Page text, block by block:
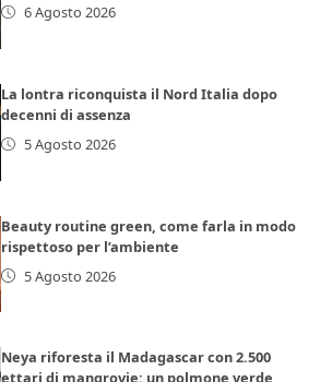
6 Agosto 2026
La lontra riconquista il Nord Italia dopo
decenni di assenza
5 Agosto 2026
Beauty routine green, come farla in modo
rispettoso per l’ambiente
5 Agosto 2026
Neya riforesta il Madagascar con 2.500